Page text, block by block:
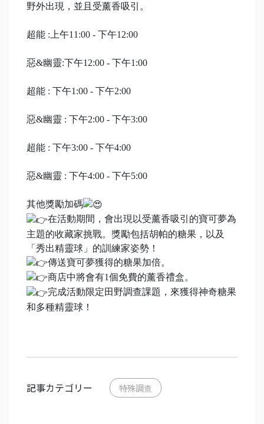
野外出現，並且受薰香吸引。
超能 :上午11:00 - 下午12:00
惡&幽靈:下午12:00 - 下午1:00
超能 : 下午1:00 - 下午2:00
惡&幽靈 : 下午2:00 - 下午3:00
超能 : 下午3:00 - 下午4:00
惡&幽靈 : 下午4:00 - 下午5:00
其他獎勵加碼
在活動期間，會出現以受薰香吸引的寶可夢為
主題的收藏家挑戰。獎勵包括胡帕的糖果，以及
「秀出精靈球」的訓練家姿勢！
傳送寶可夢獲得的糖果加倍。
商店中將會有1個免費的薰香禮盒。
完成活動限定田野調查課題，來獲得神奇糖果
和多種精靈球！
記事カテゴリー 特殊調查